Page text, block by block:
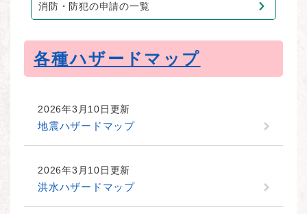
消防・防犯の申請の一覧
各種ハザードマップ
2026年3月10日更新
地震ハザードマップ
2026年3月10日更新
洪水ハザードマップ